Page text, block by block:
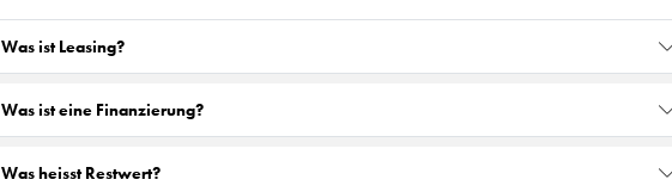
Was ist Leasing?
Was ist eine Finanzierung?
Was heisst Restwert?